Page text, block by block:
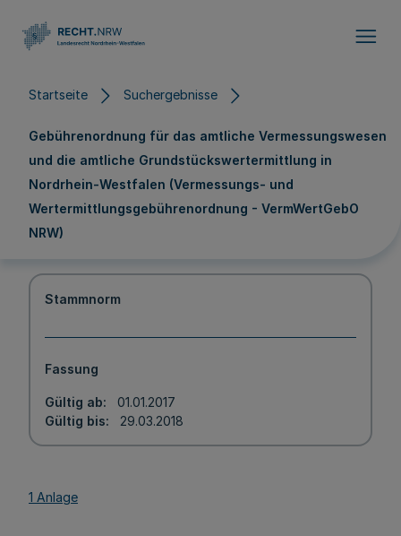
Startseite Suchergebnisse
Gebührenordnung für das amtliche Vermessungswesen
und die amtliche Grundstückswertermittlung in
Nordrhein-Westfalen (Vermessungs- und
Wertermittlungsgebührenordnung - VermWertGebO
NRW)
Stammnorm
Fassung
Gültig ab
01.01.2017
Gültig bis
29.03.2018
1 Anlage